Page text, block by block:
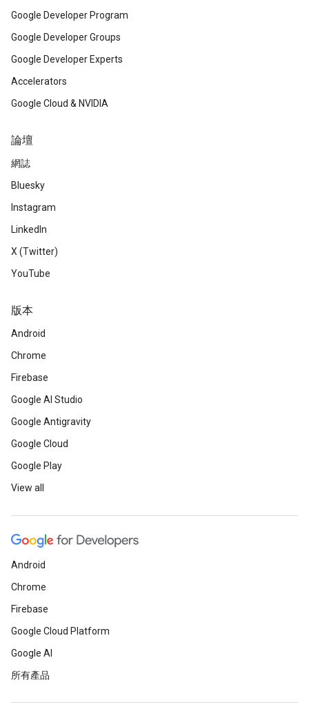
Google Developer Program
Google Developer Groups
Google Developer Experts
Accelerators
Google Cloud & NVIDIA
論壇
網誌
Bluesky
Instagram
LinkedIn
X (Twitter)
YouTube
版本
Android
Chrome
Firebase
Google AI Studio
Google Antigravity
Google Cloud
Google Play
View all
Android
Chrome
Firebase
Google Cloud Platform
Google AI
所有產品